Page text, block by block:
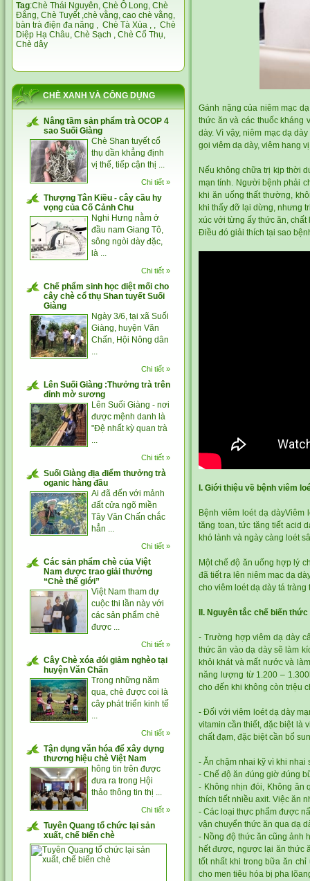
Tag:Chè Thái Nguyên, Chè Ô Long, Chè
Đắng, Chè Tuyết,chè vằng, cao chè vằng,
bàn trà điện đa năng , Chè Tà Xùa , , Chè
Diệp Hạ Châu, Chè Sạch , Chè Cổ Thụ,
Chè dây
CHÈ XANH VÀ CÔNG DỤNG
Nâng tầm sản phẩm trà OCOP 4
sao Suối Giàng
Chè Shan tuyết cổ
thụ dần khẳng định
vị thế, tiếp cận thị ...
Chi tiết »
Thượng Tân Kiều - cây cầu hy
vọng của Cố Cảnh Chu
Nghi Hưng nằm ở
đầu nam Giang Tô,
sông ngòi dày đặc,
là ...
Chi tiết »
Chế phẩm sinh học diệt mối cho
cây chè cổ thụ Shan tuyết Suối
Giàng
Ngày 3/6, tại xã Suối
Giàng, huyện Văn
Chấn, Hội Nông dân
...
Chi tiết »
Lên Suối Giàng :Thưởng trà trên
đỉnh mờ sương
Lên Suối Giàng - nơi
được mệnh danh là
"Đệ nhất kỳ quan trà
...
Chi tiết »
Suối Giàng địa điểm thưởng trà
oganic hàng đầu
Ai đã đến với mảnh
đất cửa ngõ miền
Tây Văn Chấn chắc
hẳn ...
Chi tiết »
Các sản phẩm chè của Việt
Nam được trao giải thưởng
“Chè thế giới”
Việt Nam tham dự
cuộc thi lần này với
các sản phẩm chè
được ...
Chi tiết »
Cây Chè xóa đói giảm nghèo tại
huyện Văn Chấn
Trong những năm
qua, chè được coi là
cây phát triển kinh tế
...
Chi tiết »
Tận dụng văn hóa để xây dựng
thương hiệu chè Việt Nam
hông tin trên được
đưa ra trong Hội
thảo thông tin thị ...
Chi tiết »
Tuyên Quang tổ chức lại sản
xuất, chế biến chè
Gánh nặng của niêm mạc
thức ăn và các thuốc kháng
dày. Vì vậy, niêm mạc dạ
gọi viêm dạ dày, viêm hang
Nếu không chữa trị kịp thời
mạn tính. Người bệnh phải
khi ăn uống thất thường,
khi thấy đỡ lại dừng, nhưng
xúc với từng ấy thức ăn, chất
Điều đó giải thích tại sao
I. Giới thiệu về bệnh viêm
Bệnh viêm loét dạ
tăng toan, tức tăng tiết acid
khó lành và ngày càng loét
Một chế độ ăn uống hợp lý
đã tiết ra lên niêm mạc dạ
cho viêm loét dạ dày tá
II. Nguyên tắc chế biến
- Trường hợp viêm dạ dày
thức ăn vào dạ dày sẽ làm
khỏi khát và mất nước và
năng lượng từ 1.200 –
cho đến khi không còn triệu
- Đối với viêm loét dạ dày
vitamin cần thiết, đặc biệt là
chất đạm, đặc biệt cần bổ
- Ăn chậm nhai kỹ vì khi nhai
- Chế độ ăn đúng giờ đúng
- Không nhịn đói, Không ăn
thích tiết nhiều axit. Việc ăn
- Các loại thực phẩm được
vận chuyển thức ăn qua dạ
- Nồng độ thức ăn cũng ảnh
hết được, ngược lại ăn thức
tốt nhất khi trong bữa ăn
cho men tiêu hóa bị pha